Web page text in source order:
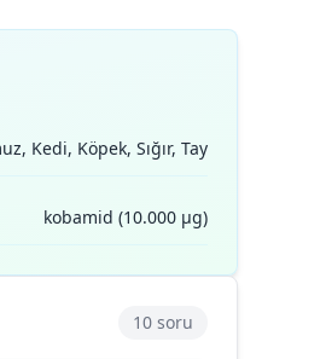
Kedi, Köpek, Sığır, Tay
kobamid (10.000 µg)
10 soru